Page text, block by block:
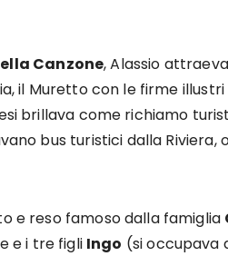
Canzone, Alassio
il Muretto con le firme
brillava come richiamo
bus turistici dalla
e reso famoso dalla famiglia
e i tre figli Ingo (si occupava